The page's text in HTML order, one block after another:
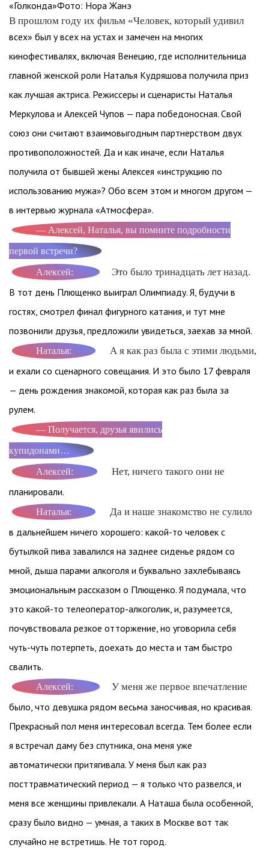
«Голконда»Фото: Нора Жанэ
В прошлом году их фильм «Человек, который удивил
всех» был у всех на устах и замечен на многих
кинофестивалях, включая Венецию, где исполнительница
главной женской роли Наталья Кудряшова получила приз
как лучшая актриса. Режиссеры и сценаристы Наталья
Меркулова и Алексей Чупов — пара победоносная. Свой
союз они считают взаимовыгодным партнерством двух
противоположностей. Да и как иначе, если Наталья
получила от бывшей жены Алексея «инструкцию по
использованию мужа»? Обо всем этом и многом другом —
в интервью журнала «Атмосфера».
— Алексей, Наталья, вы помните подробности
первой встречи?
Алексей: Это было тринадцать лет назад.
В тот день Плющенко выиграл Олимпиаду. Я, будучи в
гостях, смотрел финал фигурного катания, и тут мне
позвонили друзья, предложили увидеться, заехав за мной.
Наталья: А я как раз была с этими людьми,
и ехали со сценарного совещания. И это было 17 февраля
— день рождения знакомой, которая как раз была за
рулем.
— Получается, друзья явились
купидонами…
Алексей: Нет, ничего такого они не
планировали.
Наталья: Да и наше знакомство не сулило
в дальнейшем ничего хорошего: какой-то человек с
бутылкой пива завалился на заднее сиденье рядом со
мной, дыша парами алкоголя и буквально захлебываясь
эмоциональным рассказом о Плющенко. Я подумала, что
это какой-то телеоператор-алкоголик, и, разумеется,
почувствовала резкое отторжение, но уговорила себя
чуть-чуть потерпеть, доехать до места и там быстро
свалить.
Алексей: У меня же первое впечатление
было, что девушка рядом весьма заносчивая, но красивая.
Прекрасный пол меня интересовал всегда. Тем более если
я встречал даму без спутника, она меня уже
автоматически притягивала. У меня был как раз
посттравматический период — я только что развелся, и
меня все женщины привлекали. А Наташа была особенной,
сразу было видно — умная, а таких в Москве вот так
случайно не встретишь. Не тот город.